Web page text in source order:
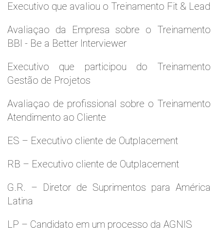
Executivo que avaliou o Treinamento Fit & Lead
Avaliaçao da Empresa sobre o Treinamento
BBI - Be a Better Interviewer
Executivo que participou do Treinamento
Gestão de Projetos
Avaliaçao de profissional sobre o Treinamento
Atendimento ao Cliente
ES – Executivo cliente de Outplacement
RB – Executivo cliente de Outplacement
G.R. – Diretor de Suprimentos para América
Latina
LP – Candidato em um processo da AGNIS